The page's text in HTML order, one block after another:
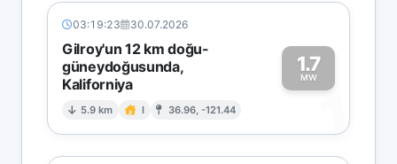
03:19:23 30.07.2026
Gilroy'un 12 km doğu-
güneydoğusunda,
Kaliforniya
5.9 km I 36.96, -121.44
1.7
MW
1